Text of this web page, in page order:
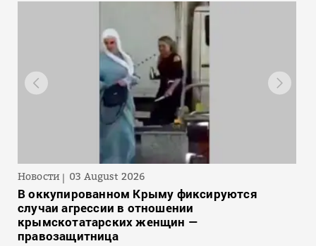
Новости 03 August 2026
В оккупированном Крыму фиксируются
случаи агрессии в отношении
крымскотатарских женщин —
правозащитница